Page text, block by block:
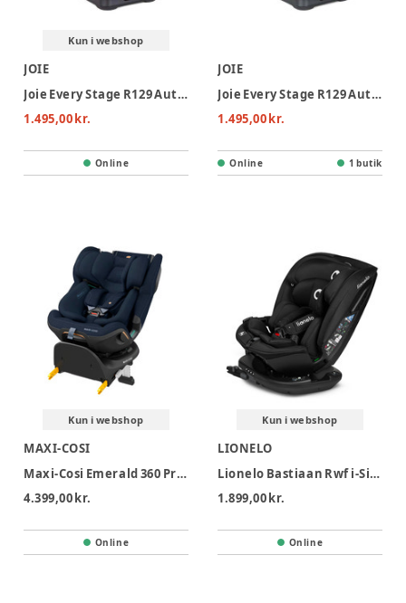
Kun i webshop
JOIE
Joie Every Stage R129 Autostol - Moss
1.495,00 kr.
Online
JOIE
Joie Every Stage R129 Autostol - Cobble Stone
1.495,00 kr.
Online 1 butik
Kun i webshop
MAXI-COSI
Maxi-Cosi Emerald 360 Pro Autostol - Authentic Blue
4.399,00 kr.
Online
Kun i webshop
LIONELO
Lionelo Bastiaan Rwf i-Size Autostol - Black Carbon
1.899,00 kr.
Online